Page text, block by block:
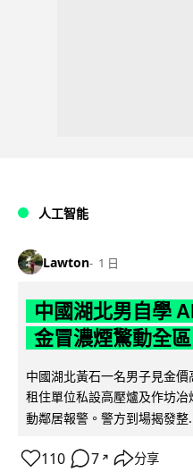
人工智能
Lawton 1 日
中國湖北男自學
金冒濃煙驚動全區
中國湖北黃石一名男子見金
租住單位私設高壓爐及作坊
動鄰居報警。警方到場揭發整
110 7 ↗ 分享